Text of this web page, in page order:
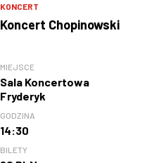
KONCERT
Koncert Chopinowski
MIEJSCE
Sala Koncertowa
Fryderyk
GODZINA
14:30
BILETY